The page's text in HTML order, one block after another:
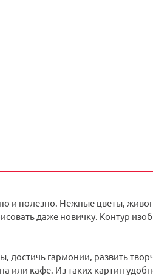
и полезно. Нежные цветы,
даже новичку. Контур
достичь гармонии, развить
или кафе. Из таких картин